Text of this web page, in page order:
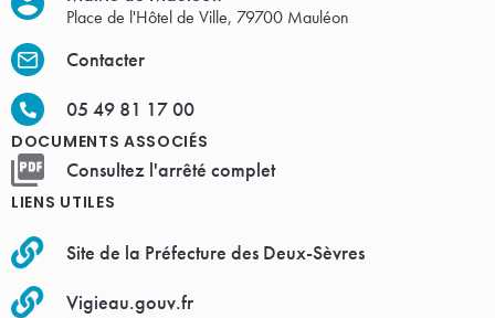
Place de l'Hôtel de Ville, 79700 Mauléon
Contacter
05 49 81 17 00
DOCUMENTS ASSOCIÉS
Consultez l'arrêté complet
LIENS UTILES
Site de la Préfecture des Deux-Sèvres
Vigieau.gouv.fr